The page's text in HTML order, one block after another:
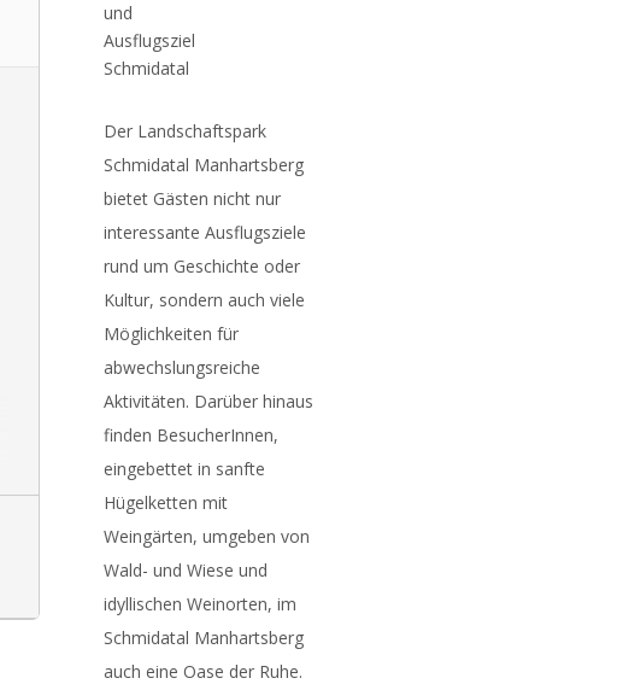
Der Landschaftspark
Schmidatal Manhartsberg
bietet Gästen nicht nur
interessante Ausflugsziele
rund um Geschichte oder
Kultur, sondern auch viele
Möglichkeiten für
abwechslungsreiche
Aktivitäten. Darüber hinaus
finden BesucherInnen,
eingebettet in sanfte
Hügelketten mit
Weingärten, umgeben von
Wald- und Wiese und
idyllischen Weinorten, im
Schmidatal Manhartsberg
auch eine Oase der Ruhe.